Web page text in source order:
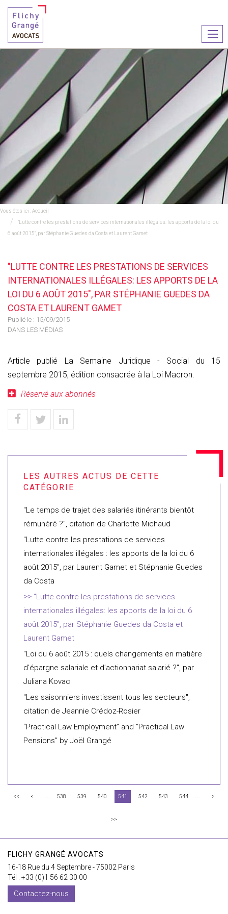
le
Vous êtes ici :Accueil
"Lutte contre les prestations de services internationales illégales: les apports de la loi du
6 août 2015", par Stéphanie Guedes da Costa et Laurent Gamet
"LUTTE CONTRE LES PRESTATIONS DE SERVICES
INTERNATIONALES ILLÉGALES: LES APPORTS DE LA
LOI DU 6 AOÛT 2015", PAR STÉPHANIE GUEDES DA
COSTA ET LAURENT GAMET
Publié le : 15/09/2015
DANS LES MÉDIAS
Article publié La Semaine Juridique - Social du 15
septembre 2015, édition consacrée à la Loi Macron.
Réservé aux abonnés
"Le temps de trajet des salariés itinérants bientôt
rémunéré ?", citation de Charlotte Michaud
"Lutte contre les prestations de services
internationales illégales : les apports de la loi du 6
août 2015", par Laurent Gamet et Stéphanie Guedes
da Costa
"Lutte contre les prestations de services
internationales illégales: les apports de la loi du 6
août 2015", par Stéphanie Guedes da Costa et
Laurent Gamet
"Loi du 6 août 2015 : quels changements en matière
d’épargne salariale et d’actionnariat salarié ?", par
Juliana Kovac
"Les saisonniers investissent tous les secteurs",
citation de Jeannie Crédoz-Rosier
“Practical Law Employment” and “Practical Law
Pensions” by Joël Grangé
<< < ... 538 539 540 541 542 543 544 ... >
>>
FLICHY GRANGÉ AVOCATS
16-18 Rue du 4 Septembre - 75002 Paris
Tél : +33 (0)1 56 62 30 00
Contactez-nous